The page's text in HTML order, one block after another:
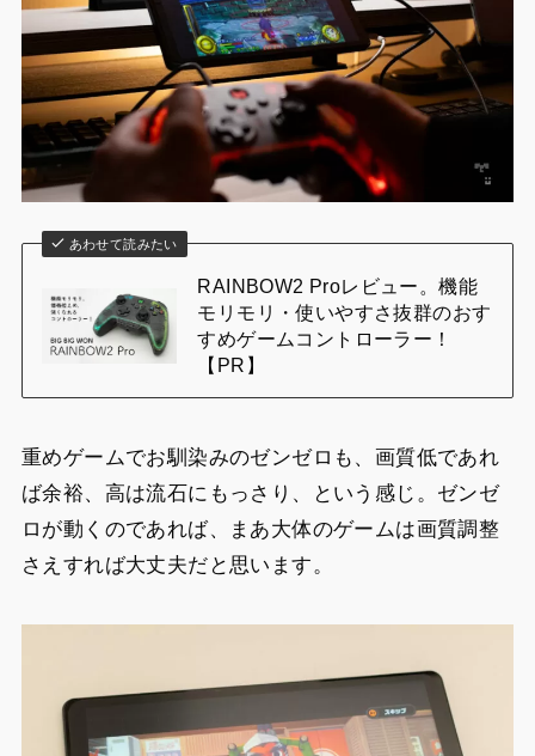
あわせて読みたい
RAINBOW2 Proレビュー。機能
モリモリ・使いやすさ抜群のおす
すめゲームコントローラー！
【PR】
重めゲームでお馴染みのゼンゼロも、画質低であれ
ば余裕、高は流石にもっさり、という感じ。ゼンゼ
ロが動くのであれば、まあ大体のゲームは画質調整
さえすれば大丈夫だと思います。